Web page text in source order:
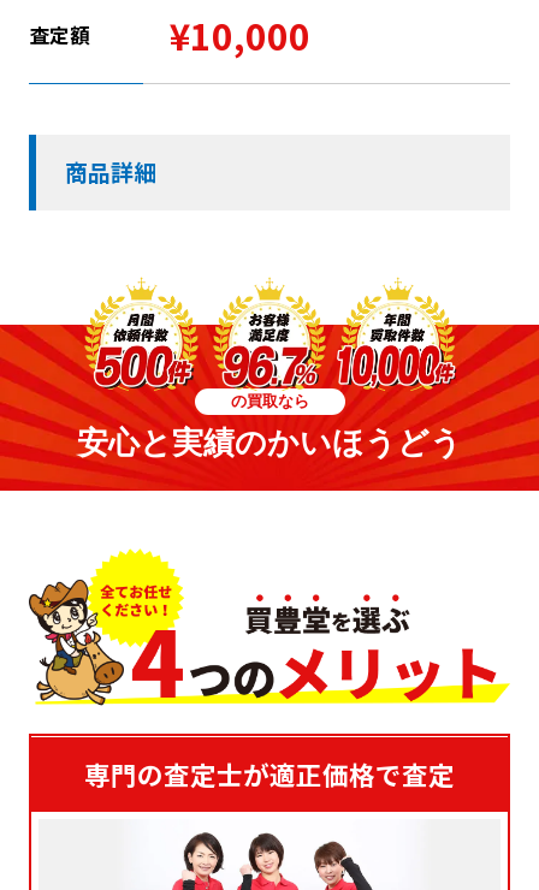
査定額 ¥10,000
商品詳細
の買取なら
安心と実績のかいほうどう
専門の査定士が適正価格で査定